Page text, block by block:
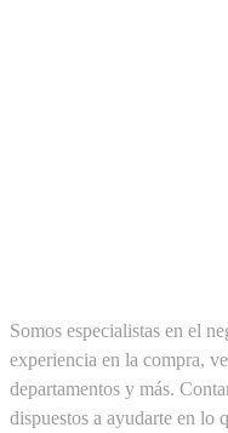
Somos especialistas en el
experiencia en la compra,
departamentos y más.
dispuestos a ayudarte en lo